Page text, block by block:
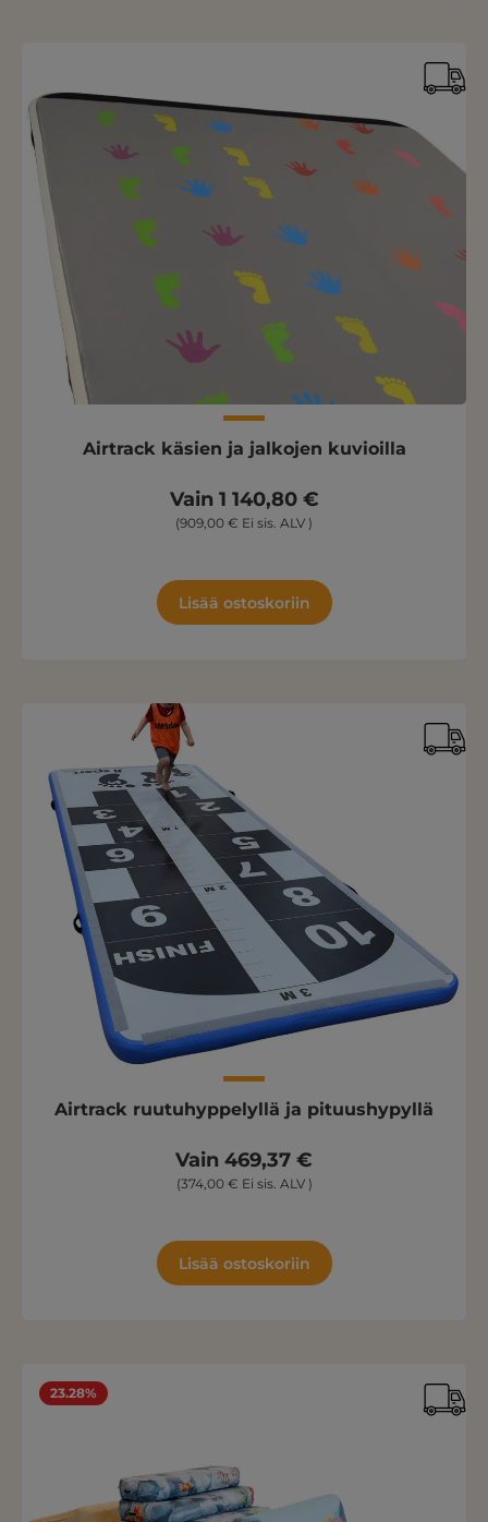
Airtrack käsien ja jalkojen kuvioilla
Vain 1 140,80 €
(909,00 € Ei sis. ALV )
Lisää ostoskoriin
Airtrack ruutuhyppelyllä ja pituushypyllä
Vain 469,37 €
(374,00 € Ei sis. ALV )
Lisää ostoskoriin
23.28%